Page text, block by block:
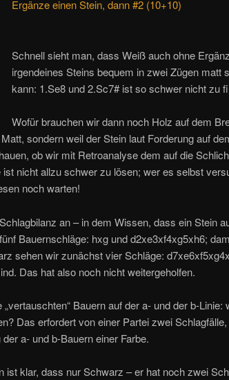
Ergänze einen Stein, dann #2 (10+10)
Schnell sieht man, dass Weiß auch ohne
irgendeines Steins bequem in zwei Zügen matt
kann: 1.Se8 und 2.Sc7# ist so schwer nicht zu
Wofür brauchen wir dann noch Holz auf dem
sondern weil der Stein laut Forderung auf
ob wir mit Retroanalyse dem auf die
nicht allzu schwer zu lösen; wer es selbst
noch warten!
an – in dem Wissen, dass ein Stein
Bauernschläge: hxg und d2xe3xf4xg5xh6;
sehen wir zunächst vier Schläge:
Das hat also noch nicht weitergeholfen.
Bauern auf der a- und der b-Linie:
Das erfordert von einer Partei zwei Schlagfälle,
a- und b-Bauern einer Farbe.
ist klar, dass nur Schwarz – er hat noch zwei